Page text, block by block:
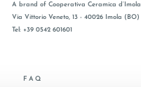
A brand of Cooperativa Ceramica d’Imola
Via Vittorio Veneto, 13 - 40026 Imola (BO)
Tel: +39 0542 601601
FAQ